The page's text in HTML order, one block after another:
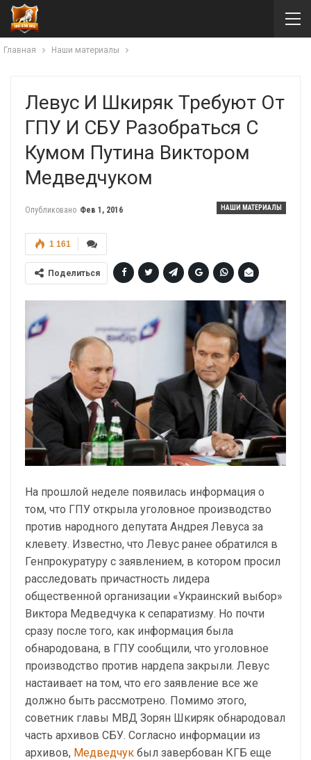
Главная Наши материалы
Левус И Шкиряк Требуют От
ГПУ И СБУ Разобраться С
Кумом Путина Виктором
Медведчуком
НАШИ МАТЕРИАЛЫ
Опубликовано Фев 1, 2016
1 161
Поделиться
На прошлой неделе появилась информация о
том, что ГПУ открыла уголовное производство
против народного депутата Андрея Левуса за
клевету. Известно, что Левус ранее обратился в
Генпрокуратуру с заявлением, в котором просил
расследовать причастность лидера
общественной организации «Украинский выбор»
Виктора Медведчука к сепаратизму. Но почти
сразу после того, как информация была
обнародована, в ГПУ сообщили, что уголовное
производство против нардепа закрыли. Левус
настаивает на том, что его заявление все же
должно быть рассмотрено. Помимо этого,
советник главы МВД Зорян Шкиряк обнародовал
часть архивов СБУ. Согласно информации из
архивов, Медведчук был завербован КГБ еще